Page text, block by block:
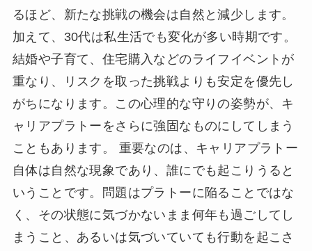
るほど、新たな挑戦の機会は自然と減少します。
加えて、30代は私生活でも変化が多い時期です。
結婚や子育て、住宅購入などのライフイベントが
重なり、リスクを取った挑戦よりも安定を優先し
がちになります。この心理的な守りの姿勢が、キ
ャリアプラトーをさらに強固なものにしてしまう
こともあります。 重要なのは、キャリアプラトー
自体は自然な現象であり、誰にでも起こりうると
いうことです。問題はプラトーに陥ることではな
く、その状態に気づかないまま何年も過ごしてし
まうこと、あるいは気づいていても行動を起こさ